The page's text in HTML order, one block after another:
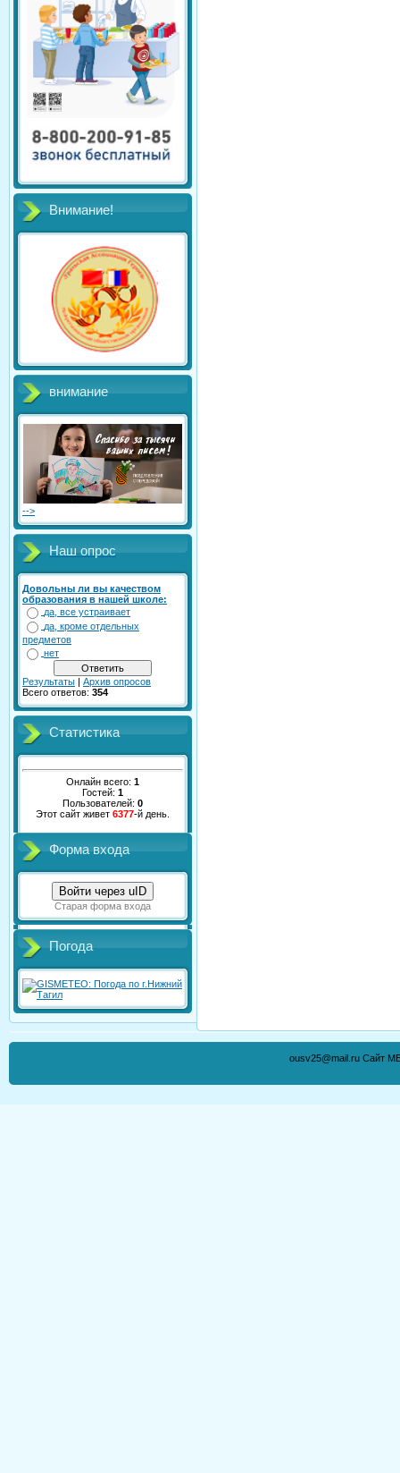
Внимание!
внимание
-->
Наш опрос
Довольны ли вы качеством
образования в нашей школе:
да, все устраивает
да, кроме отдельных
предметов
нет
Результаты | Архив опросов
Всего ответов: 354
Статистика
Онлайн всего: 1
Гостей: 1
Пользователей: 0
Этот сайт живет 6377-й день.
Форма входа
Войти через uID
Старая форма входа
Погода
ousv25@mail.ru Сайт